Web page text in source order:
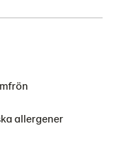
allergener